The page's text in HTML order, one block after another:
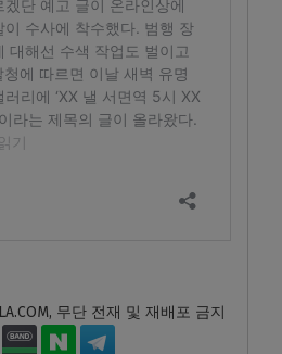
무단 전재 및 재배포 금지